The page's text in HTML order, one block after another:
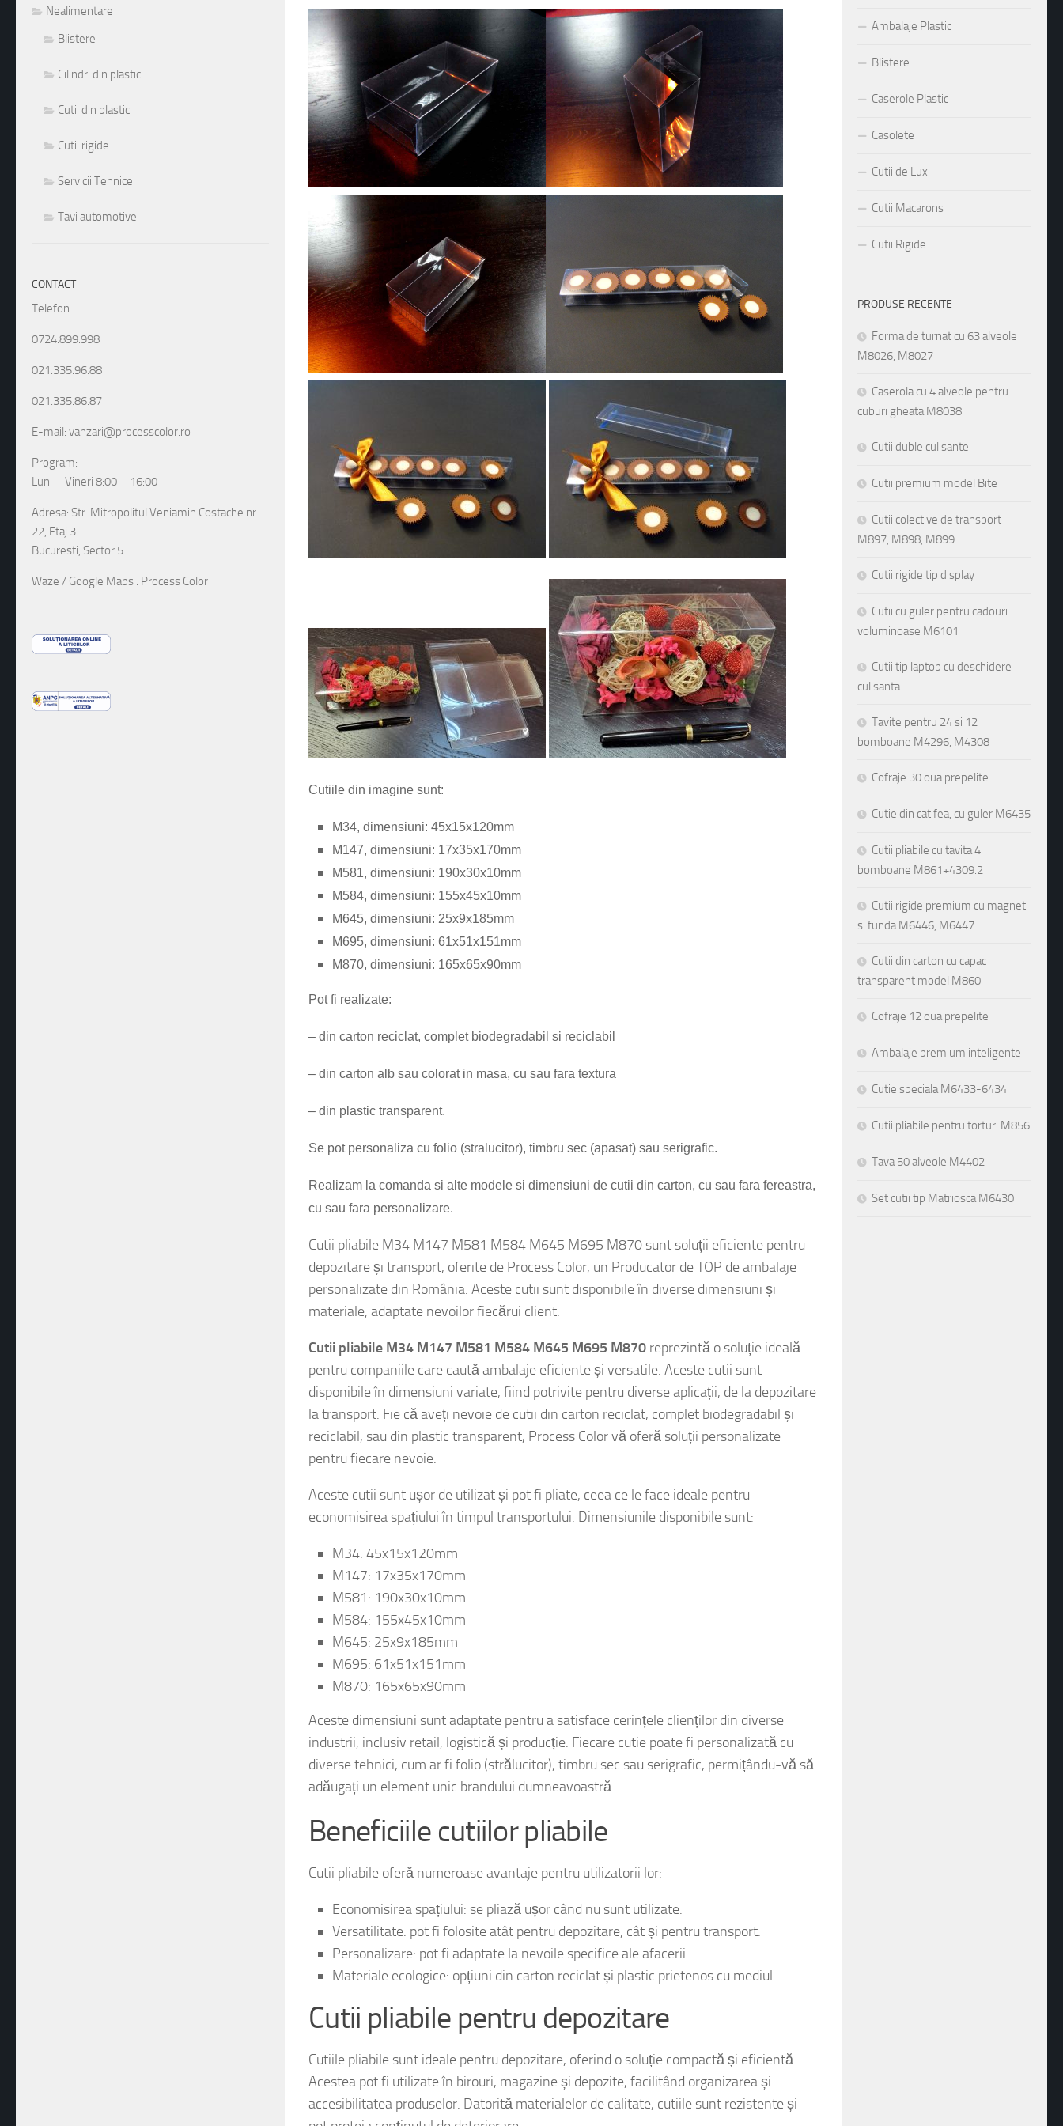
M34, dimensiuni:45x15x120mm
M147, dimensiuni: 17x35x170mm
M581, dimensiuni: 190x30x10mm
M584, dimensiuni: 155x45x10mm
M645, dimensiuni: 25x9x185mm
M695, dimensiuni: 61x51x151mm
Realizam la comanda si alte
Cutii pliabile M34 M147 M581 M584 M645 M695 M870 sunt soluții eficiente pentru
depozitare și transport, oferite de Process Color, un Producator de TOP de ambalaje
personalizate din România. Aceste cutii sunt disponibile în diverse dimensiuni și
Cutii pliabile M34 M147 M581 M584 M645 M695 M870reprezintă o soluție ideală
pentru companiile care caută ambalaje eficiente și versatile. Aceste cutii sunt
disponibile în dimensiuni variate, fiind potrivite pentru diverse aplicații, de la depozitare
la transport. Fie că aveți nevoie de cutii din carton reciclat, complet biodegradabil și
reciclabil, sau din plastic transparent, Process Color vă oferă soluții personalizate
Aceste cutii sunt ușor de utilizat și pot fi pliate, ceea ce le face ideale pentru
M34: 45x15x120mm
M147: 17x35x170mm
M581: 190x30x10mm
M584: 155x45x10mm
M645: 25x9x185mm
M695: 61x51x151mm
Aceste dimensiuni sunt adaptate pentru a satisface cerințele clienților din diverse
industrii, inclusiv retail, logistică și producție. Fiecare cutie poate fi personalizată cu
diverse tehnici, cum ar fi folio (strălucitor), timbru sec sau serigrafic, permițându-vă să
Beneficiile cutiilor pliabile
Economisirea spațiului: se pliază ușor când nu sunt utilizate.
Versatilitate: pot fi folosite atât pentru depozitare, cât și pentru transport.
Personalizare: pot fi adaptate la nevoile specifice ale afacerii.
Cutii pliabile pentru depozitare
Cutiile pliabile sunt ideale pentru depozitare, oferind o soluție compactă și eficientă.
Acestea pot fi utilizate în birouri, magazine și depozite, facilitând organizarea și
Nealimentare
Blistere
Cilindri din plastic
Cutii din plastic
Cutii rigide
Servicii Tehnice
Tavi automotive
CONTACT
Telefon:
0724.899.998
021.335.96.88
021.335.86.87
E-mail: vanzari@processcolor.ro
Program:
Luni – Vineri 8:00 – 16:00
Adresa: Str. Mitropolitul Veniamin Costache nr.
22, Etaj 3
Bucuresti, Sector 5
Waze / Google Maps : Process Color
Ambalaje Plastic
Blistere
Caserole Plastic
Casolete
Cutii de Lux
Cutii Macarons
Cutii Rigide
PRODUSE RECENTE
Forma de turnat cu 63 alveole
M8026, M8027
Caserola cu 4 alveole pentru
cuburi gheata M8038
Cutii duble culisante
Cutii premium model Bite
Cutii colective de transport
M897, M898, M899
Cutii rigide tip display
Cutii cu guler pentru cadouri
voluminoase M6101
Cutii tip laptop cu deschidere
culisanta
Tavite pentru 24 si 12
bomboane M4296, M4308
Cofraje 30 oua prepelite
Cutie din catifea, cu guler M6435
Cutii pliabile cu tavita 4
bomboane M861+4309.2
Cutii rigide premium cu magnet
si funda M6446, M6447
Cutii din carton cu capac
transparent model M860
Cofraje 12 oua prepelite
Ambalaje premium inteligente
Cutie speciala M6433-6434
Cutii pliabile pentru torturi M856
Tava 50 alveole M4402
Set cutii tip Matriosca M6430